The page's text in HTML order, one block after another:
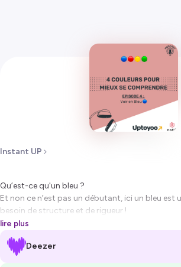
Instant UP
Qu’est-ce qu'un bleu ?
Et non ce n’est pas un débutant, ici un bleu est
besoin de structure et de rigueur !
Vous aimez les processus ?
Alors, vous êtes au bon endroit !
Découvrez les points fort d’être bleu.
lire plus
Deezer